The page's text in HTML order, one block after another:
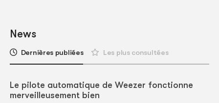
News
Dernières publiées Les plus consultées
Le pilote automatique de Weezer fonctionne
merveilleusement bien